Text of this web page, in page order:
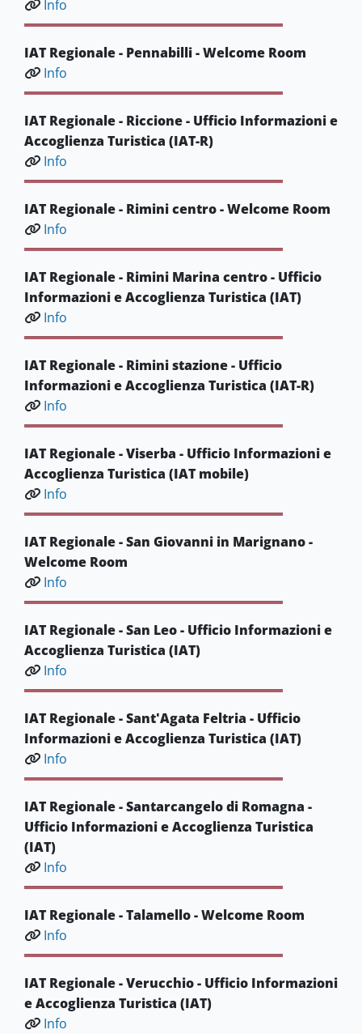
Info
IAT Regionale - Pennabilli - Welcome Room
Info
IAT Regionale - Riccione - Ufficio Informazioni e
Accoglienza Turistica (IAT-R)
Info
IAT Regionale - Rimini centro - Welcome Room
Info
IAT Regionale - Rimini Marina centro - Ufficio
Informazioni e Accoglienza Turistica (IAT)
Info
IAT Regionale - Rimini stazione - Ufficio
Informazioni e Accoglienza Turistica (IAT-R)
Info
IAT Regionale - Viserba - Ufficio Informazioni e
Accoglienza Turistica (IAT mobile)
Info
IAT Regionale - San Giovanni in Marignano -
Welcome Room
Info
IAT Regionale - San Leo - Ufficio Informazioni e
Accoglienza Turistica (IAT)
Info
IAT Regionale - Sant'Agata Feltria - Ufficio
Informazioni e Accoglienza Turistica (IAT)
Info
IAT Regionale - Santarcangelo di Romagna -
Ufficio Informazioni e Accoglienza Turistica
(IAT)
Info
IAT Regionale - Talamello - Welcome Room
Info
IAT Regionale - Verucchio - Ufficio Informazioni
e Accoglienza Turistica (IAT)
Info